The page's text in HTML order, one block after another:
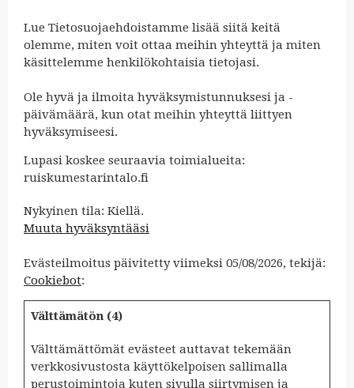
Lue Tietosuojaehdoistamme lisää siitä keitä
olemme, miten voit ottaa meihin yhteyttä ja miten
käsittelemme henkilökohtaisia tietojasi.
Ole hyvä ja ilmoita hyväksymistunnuksesi ja -
päivämäärä, kun otat meihin yhteyttä liittyen
hyväksymiseesi.
Lupasi koskee seuraavia toimialueita:
ruiskumestarintalo.fi
Nykyinen tila: Kiellä.
Muuta hyväksyntääsi
Evästeilmoitus päivitetty viimeksi 05/08/2026, tekijä:
Cookiebot:
Välttämätön (4)
Välttämättömät evästeet auttavat tekemään
verkkosivustosta käyttökelpoisen sallimalla
perustoimintoja kuten sivulla siirtymisen ja